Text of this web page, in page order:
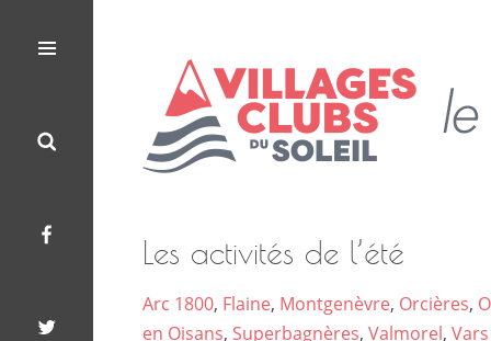
Menu
Search
Facebook
Twitter
Youtube
Villages
Soleil
des
Les activités de l’été
Arc 1800, Flaine, Montgenèvre, Orcières,
en Oisans, Superbagnères, Valmorel, Vars